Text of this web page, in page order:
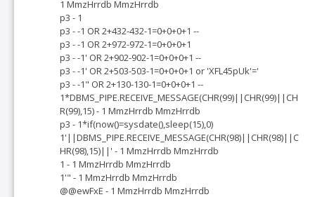
1 MmzHrrdb MmzHrrdb
p3 - 1
p3 - -1 OR 2+432-432-1=0+0+0+1 --
p3 - -1 OR 2+972-972-1=0+0+0+1
p3 - -1' OR 2+902-902-1=0+0+0+1 --
p3 - -1' OR 2+503-503-1=0+0+0+1 or 'XFL45pUk'='
p3 - -1" OR 2+130-130-1=0+0+0+1 --
1*DBMS_PIPE.RECEIVE_MESSAGE(CHR(99)||CHR(99)||CH
R(99),15) - 1 MmzHrrdb MmzHrrdb
p3 - 1*if(now()=sysdate(),sleep(15),0)
1'||DBMS_PIPE.RECEIVE_MESSAGE(CHR(98)||CHR(98)||C
HR(98),15)||' - 1 MmzHrrdb MmzHrrdb
1 - 1 MmzHrrdb MmzHrrdb
1'" - 1 MmzHrrdb MmzHrrdb
@@ewFxE - 1 MmzHrrdb MmzHrrdb